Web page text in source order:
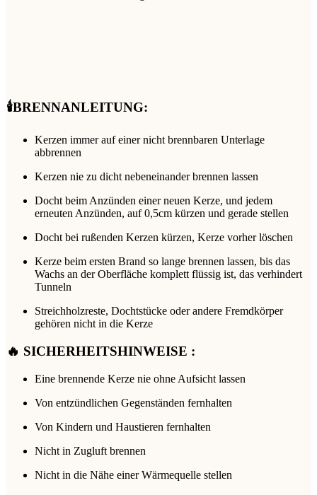
🕯️BRENNANLEITUNG:
Kerzen immer auf einer nicht brennbaren Unterlage
abbrennen
Kerzen nie zu dicht nebeneinander brennen lassen
Docht beim Anzünden einer neuen Kerze, und jedem
erneuten Anzünden, auf 0,5cm kürzen und gerade stellen
Docht bei rußenden Kerzen kürzen, Kerze vorher löschen
Kerze beim ersten Brand so lange brennen lassen, bis das
Wachs an der Oberfläche komplett flüssig ist, das verhindert
Tunneln
Streichholzreste, Dochtstücke oder andere Fremdkörper
gehören nicht in die Kerze
🔥 SICHERHEITSHINWEISE :
Eine brennende Kerze nie ohne Aufsicht lassen
Von entzündlichen Gegenständen fernhalten
Von Kindern und Haustieren fernhalten
Nicht in Zugluft brennen
Nicht in die Nähe einer Wärmequelle stellen